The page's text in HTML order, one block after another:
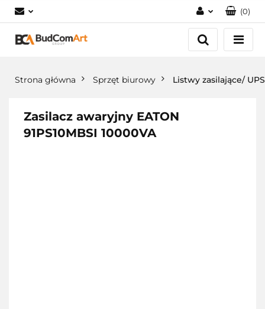
Zaloguj się
(0)
Strona główna Sprzęt biurowy Listwy zasilające/ UPS
Zasilacz awaryjny EATON
91PS10MBSI 10000VA